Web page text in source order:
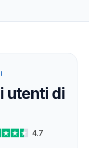
utenti di
4.7